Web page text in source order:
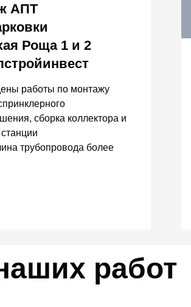
АПТ
Роща 1 и 2
работы по монтажу
сборка коллектора и
трубопровода более
работ